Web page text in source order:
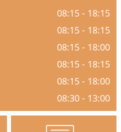
08:15 - 18:15
08:15 - 18:15
08:15 - 18:00
08:15 - 18:15
08:15 - 18:00
08:30 - 13:00